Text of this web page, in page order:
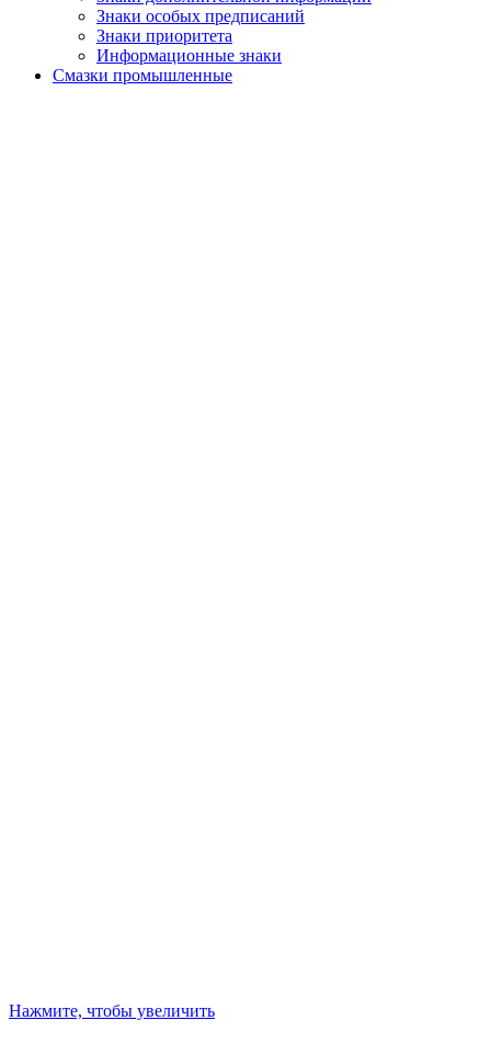
Знаки особых предписаний
Знаки приоритета
Информационные знаки
Смазки промышленные
Нажмите, чтобы увеличить